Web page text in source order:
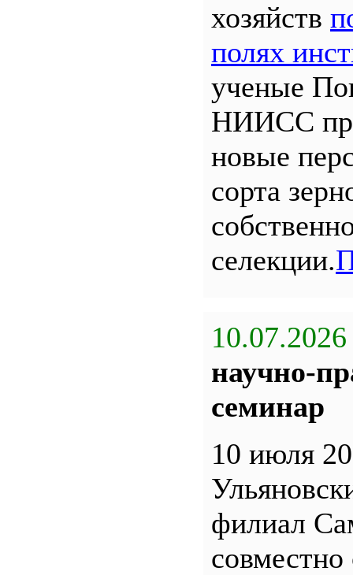
хозяйств
полях
ученые
НИИСС
новые
сорта
селекции.
10.07.2026
научно-
семинар
10 июля
филиал